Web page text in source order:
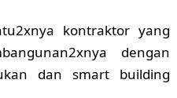
kontraktor yang
dengan
dan smart building